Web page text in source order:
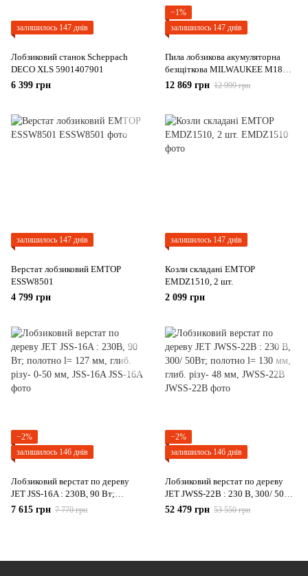
залишилось 147 днів
Лобзиковий станок Scheppach
DECO XLS 5901407901
6 399 грн
−1%
залишилось 147 днів
Пила лобзикова акумуляторна
безщіткова MILWAUKEE M18
FBJS-0X (каркас, аксесуари,
12 869 грн 12 999 грн
залишилось 147 днів
Верстат лобзиковий EMTOP
ESSW8501
4 799 грн
залишилось 147 днів
Козли складані EMTOP
EMDZ1510, 2 шт.
2 099 грн
−2%
залишилось 146 днів
Лобзиковий верстат по дереву
JET JSS-16A : 230В, 90 Вт;
полотно l= 127 мм, глиб. різу- 0-
7 615 грн 7 770 грн
−2%
залишилось 146 днів
Лобзиковий верстат по дереву
JET JWSS-22B : 230 В, 300/ 50Вт;
полотно l= 130 мм, глиб. різу- 48
52 479 грн 53 550 грн